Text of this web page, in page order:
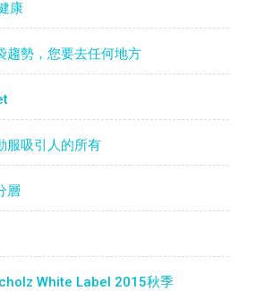
康
趨勢，您要去任何地方
服吸引人的所有
層
White Label 2015秋季